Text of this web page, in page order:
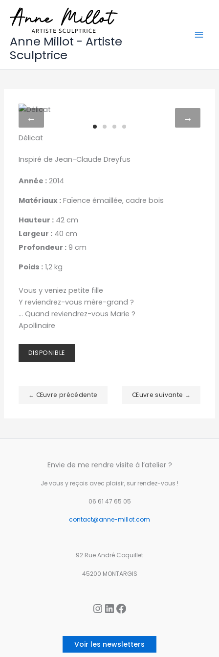
contenu
Anne Millot - Artiste
Sculptrice
← →
Délicat
Inspiré de Jean-Claude Dreyfus
Année :2014
Matériaux :Faïence émaillée, cadre bois
Hauteur :42 cm
Largeur :40 cm
Profondeur :9 cm
Poids :1,2 kg
Vous y veniez petite fille
Y reviendrez-vous mère-grand ?
... Quand reviendrez-vous Marie ?
Apollinaire
DISPONIBLE
← Œuvre précédente Œuvre suivante →
Envie de me rendre visite à l’atelier ?
Je vous y reçois avec plaisir, sur rendez-vous !
06 61 47 65 05
contact@anne-millot.com
92 Rue André Coquillet
45200 MONTARGIS
Instagram
LinkedInFacebook
Voir les newsletters